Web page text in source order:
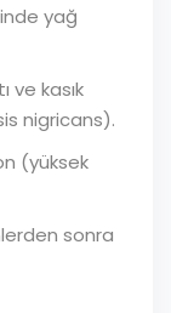
yağ
ve kasık
nigricans).
(yüksek
sonra